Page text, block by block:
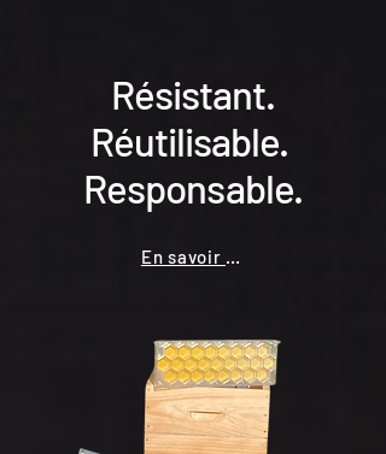
Résistant.
Réutilisable.
Responsable.
En savoir plus